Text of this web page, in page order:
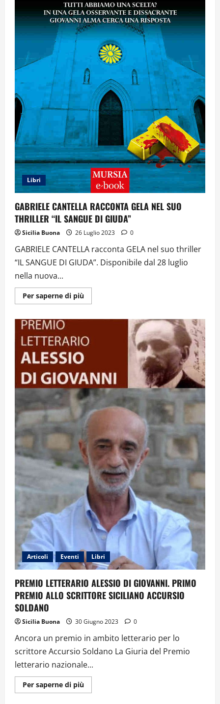
ITALIANA
CONTEMPORANEA
Libri
GABRIELE CANTELLA RACCONTA GELA NEL SUO
THRILLER “IL SANGUE DI GIUDA”
Sicilia Buona 26 Luglio 2023 0
GABRIELE CANTELLA racconta GELA nel suo thriller
“IL SANGUE DI GIUDA”. Disponibile dal 28 luglio
nella nuova...
Per saperne di piùUlteriori
informazioni
GELA
NEL
THRILLER
“IL
SANGUE
DI
GIUDA”
Articoli Eventi Libri
PREMIO LETTERARIO ALESSIO DI GIOVANNI. PRIMO
PREMIO ALLO SCRITTORE SICILIANO ACCURSIO
SOLDANO
Sicilia Buona 30 Giugno 2023 0
Ancora un premio in ambito letterario per lo
scrittore Accursio Soldano La Giuria del Premio
letterario nazionale...
Per saperne di piùUlteriori
informazioni